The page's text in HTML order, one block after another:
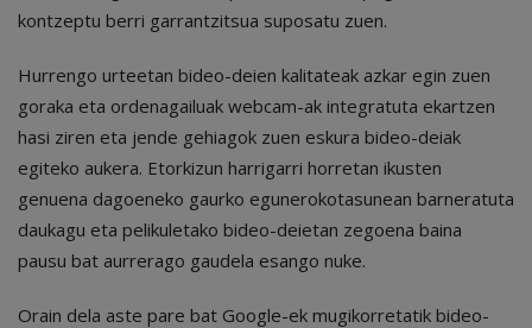
kontzeptu berri garrantzitsua suposatu zuen.
Hurrengo urteetan bideo-deien kalitateak azkar egin zuen
goraka eta ordenagailuak webcam-ak integratuta ekartzen
hasi ziren eta jende gehiagok zuen eskura bideo-deiak
egiteko aukera. Etorkizun harrigarri horretan ikusten
genuena dagoeneko gaurko egunerokotasunean barneratuta
daukagu eta pelikuletako bideo-deietan zegoena baina
pausu bat aurrerago gaudela esango nuke.
Orain dela aste pare bat Google-ek mugikorretatik bideo-